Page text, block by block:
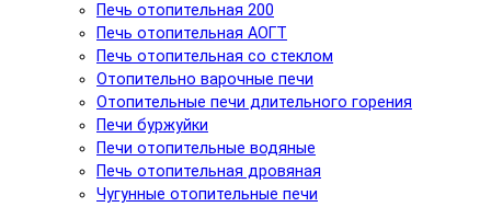
Печь отопительная 200
Печь отопительная АОГТ
Печь отопительная со стеклом
Отопительно варочные печи
Отопительные печи длительного горения
Печи буржуйки
Печи отопительные водяные
Печь отопительная дровяная
Чугунные отопительные печи